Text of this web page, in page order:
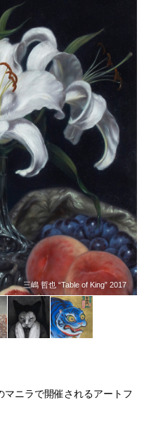
三嶋 哲也 “Table of King” 2017
ニラで開催されるアートフ